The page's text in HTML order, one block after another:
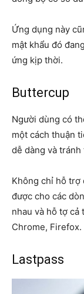
Ứng dụng này
mật khẩu đó
ứng kịp thời.
Buttercup
Người dùng có
một cách thuận
dễ dàng và
Không chỉ hỗ trợ
được cho các
nhau và hỗ tợ
Chrome, Firefox.
Lastpass